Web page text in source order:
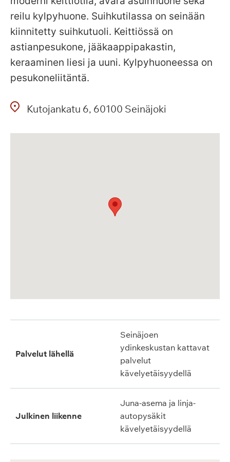
reilu kylpyhuone. Suihkutilassa on seinään
kiinnitetty suihkutuoli. Keittiössä on
astianpesukone, jääkaappipakastin,
keraaminen liesi ja uuni. Kylpyhuoneessa on
pesukoneliitäntä.
Kutojankatu 6 60100 Seinäjoki
Palvelut lähellä
Seinäjoen
ydinkeskustan kattavat
palvelut
kävelyetäisyydellä
Julkinen liikenne
Juna-asema ja linja-
autopysäkit
kävelyetäisyydellä